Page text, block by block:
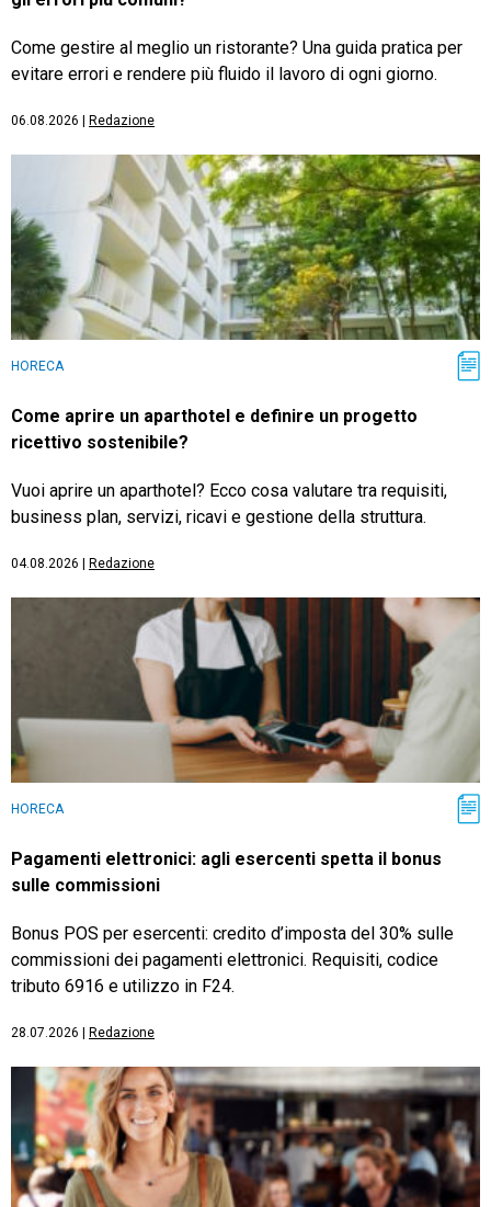
Come gestire al meglio un ristorante? Una guida pratica per
evitare errori e rendere più fluido il lavoro di ogni giorno.
06.08.2026 Redazione
HORECA
Come aprire un aparthotel e definire un progetto
ricettivo sostenibile?
Vuoi aprire un aparthotel? Ecco cosa valutare tra requisiti,
business plan, servizi, ricavi e gestione della struttura.
04.08.2026 Redazione
HORECA
Pagamenti elettronici: agli esercenti spetta il bonus
sulle commissioni
Bonus POS per esercenti: credito d’imposta del 30% sulle
commissioni dei pagamenti elettronici. Requisiti, codice
tributo 6916 e utilizzo in F24.
28.07.2026 Redazione